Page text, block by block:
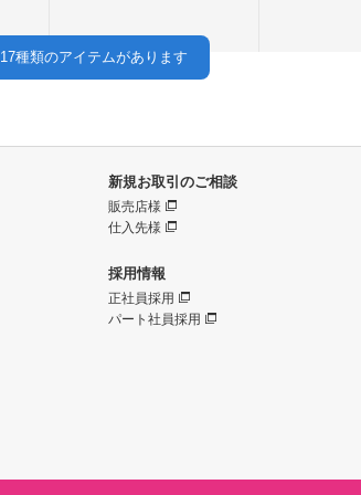
17種類のアイテムがあります
新規お取引のご相談
販売店様
仕入先様
採用情報
正社員採用
パート社員採用